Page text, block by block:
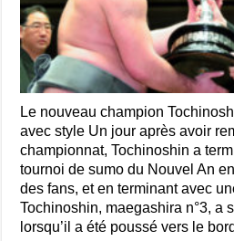
Le nouveau champion
avec style Un jour après avoir
championnat, Tochinoshin a
tournoi de sumo du Nouvel An
des fans, et en terminant avec
Tochinoshin, maegashira n°3, a
lorsqu’il a été poussé vers le